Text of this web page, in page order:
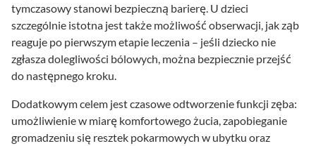
tymczasowy stanowi bezpieczną barierę. U dzieci
szczególnie istotna jest także możliwość obserwacji, jak ząb
reaguje po pierwszym etapie leczenia – jeśli dziecko nie
zgłasza dolegliwości bólowych, można bezpiecznie przejść
do następnego kroku.
Dodatkowym celem jest czasowe odtworzenie funkcji zęba:
umożliwienie w miarę komfortowego żucia, zapobieganie
gromadzeniu się resztek pokarmowych w ubytku oraz